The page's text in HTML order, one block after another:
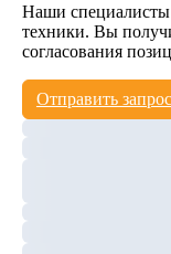
Наши специалисты
техники. Вы
согласования
Отправить запрос